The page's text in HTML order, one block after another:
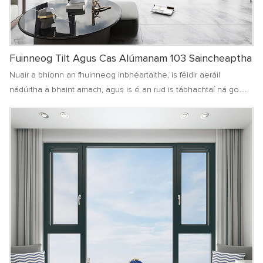
Fuinneog Tilt Agus Cas Alúmanam 103 Saincheaptha
Nuair a bhíonn an fhuinneog inbhéartaithe, is féidir aeráil
nádúrtha a bhaint amach, agus is é an rud is tábhachtaí ná go
fuinneoige, gan séideadh go díreach ar chomhlachtaí daoine.
Nuair a bhíonn difríocht mhór teochta idir laistigh agus lasmuigh,
féadfaidh sé cosc ​​a chur ar úsáideoirí fuar a fháil mar gheall ar
is féidir le staid inbhéartaithe na bhfuinneoga malartú aer laistigh
agus lasmuigh a dhéanamh níos réidh, níos compordaí agus níos